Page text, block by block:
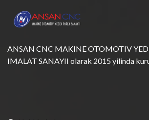
ANSAN CNC MAKINE OTOMOTIV
IMALAT SANAYII olarak 2015 yilinda